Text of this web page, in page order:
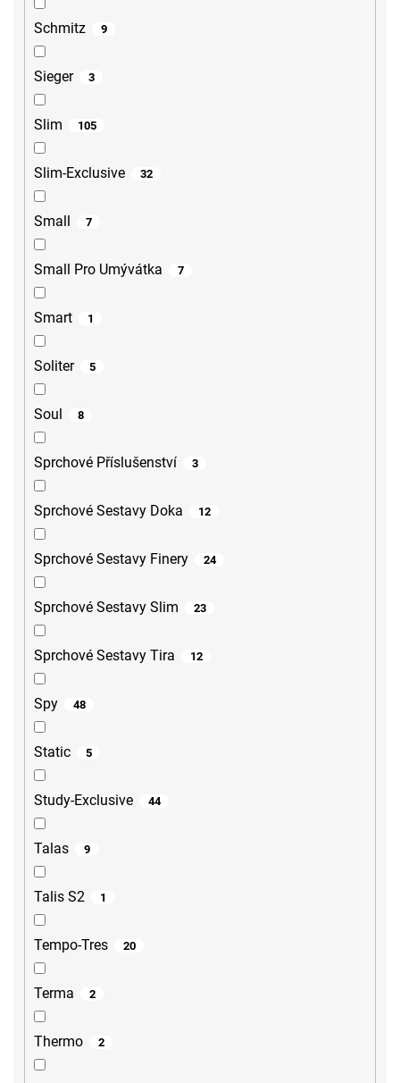
Schmitz 9
Sieger 3
Slim 105
Slim-Exclusive 32
Small 7
Small Pro Umývátka 7
Smart 1
Soliter 5
Soul 8
Sprchové Příslušenství 3
Sprchové Sestavy Doka 12
Sprchové Sestavy Finery 24
Sprchové Sestavy Slim 23
Sprchové Sestavy Tira 12
Spy 48
Static 5
Study-Exclusive 44
Talas 9
Talis S2 1
Tempo-Tres 20
Terma 2
Thermo 2